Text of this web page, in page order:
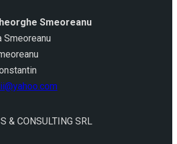
Smeoreanu
& CONSULTING SRL